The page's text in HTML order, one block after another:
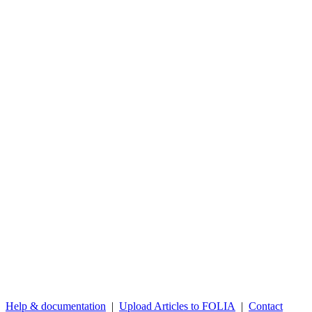
Help & documentation | Upload Articles to FOLIA | Contact